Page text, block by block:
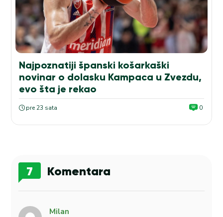
Najpoznatiji španski košarkaški
novinar o dolasku Kampaca u Zvezdu,
evo šta je rekao
pre 23 sata 0
7 Komentara
Milan